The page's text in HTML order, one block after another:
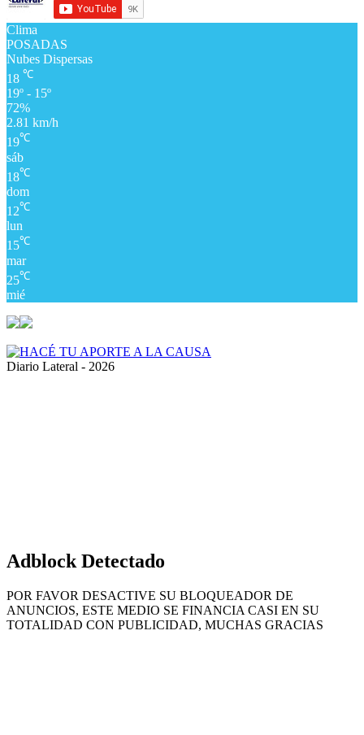
Clima
POSADAS
Nubes Dispersas
18 ℃
19º - 15º
72%
2.81 km/h
19℃
sáb
18℃
dom
12℃
lun
15℃
mar
25℃
mié
Diario Lateral - 2026
Adblock Detectado
POR FAVOR DESACTIVE SU BLOQUEADOR DE
ANUNCIOS, ESTE MEDIO SE FINANCIA CASI EN SU
TOTALIDAD CON PUBLICIDAD, MUCHAS GRACIAS